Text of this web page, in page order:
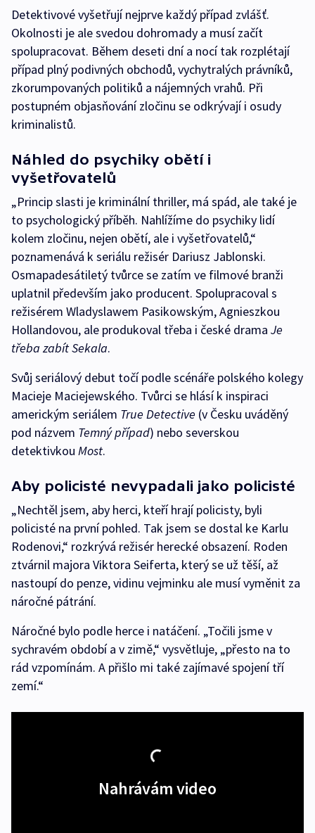
Detektivové vyšetřují nejprve každý případ zvlášť.
Okolnosti je ale svedou dohromady a musí začít
spolupracovat. Během deseti dní a nocí tak rozplétají
případ plný podivných obchodů, vychytralých právníků,
zkorumpovaných politiků a nájemných vrahů. Při
postupném objasňování zločinu se odkrývají i osudy
kriminalistů.
Náhled do psychiky obětí i
vyšetřovatelů
„Princip slasti je kriminální thriller, má spád, ale také je
to psychologický příběh. Nahlížíme do psychiky lidí
kolem zločinu, nejen obětí, ale i vyšetřovatelů,“
poznamenává k seriálu režisér Dariusz Jablonski.
Osmapadesátiletý tvůrce se zatím ve filmové branži
uplatnil především jako producent. Spolupracoval s
režisérem Wladyslawem Pasikowským, Agnieszkou
Hollandovou, ale produkoval třeba i české drama Je
třeba zabít Sekala.
Svůj seriálový debut točí podle scénáře polského kolegy
Macieje Maciejewského. Tvůrci se hlásí k inspiraci
americkým seriálem True Detective (v Česku uváděný
pod názvem Temný případ) nebo severskou
detektivkou Most.
Aby policisté nevypadali jako policisté
„Nechtěl jsem, aby herci, kteří hrají policisty, byli
policisté na první pohled. Tak jsem se dostal ke Karlu
Rodenovi,“ rozkrývá režisér herecké obsazení. Roden
ztvárnil majora Viktora Seiferta, který se už těší, až
nastoupí do penze, vidinu vejminku ale musí vyměnit za
náročné pátrání.
Náročné bylo podle herce i natáčení. „Točili jsme v
sychravém období a v zimě,“ vysvětluje, „přesto na to
rád vzpomínám. A přišlo mi také zajímavé spojení tří
zemí.“
Nahrávám video